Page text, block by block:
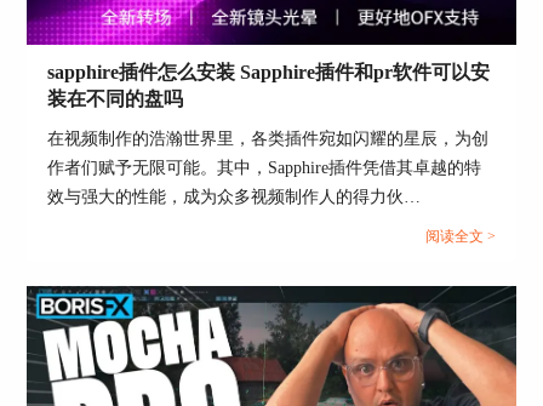
Flare等。这些特效可以为视频增加炫目的光效，提
升视觉冲击力。
2. 模糊和锐化：Sapphire Blur和Sapphire Sharpen特
效可以用来调整视频的清晰度。模糊特效可以柔化
画面，创造梦幻效果，而锐化特效则可以增强画面
的细节和清晰度。
3. 扭曲和变形：Sapphire Distort和Sapphire Warp特
效可以用来扭曲和变形视频画面，创造独特的视觉
波、涟漪等效果。
4. 色彩校正和调色：Sapphire插件还提供了强大的
色彩校正和调色工具，如Sapphire Color Correct和
Sapphire Film Effect。这些工具可以帮助用户调整
sapphire插件怎么安装 Sapphire插件和pr软件可以安
装在不同的盘吗
在视频制作的浩瀚世界里，各类插件宛如闪耀的星辰，为创
作者们赋予无限可能。其中，Sapphire插件凭借其卓越的特
效与强大的性能，成为众多视频制作人的得力伙
伴。“sapphire插件怎么安装Sapphire插件和pr软件可以安装在
在，让我们深入探究这个问题。...
阅读全文 >